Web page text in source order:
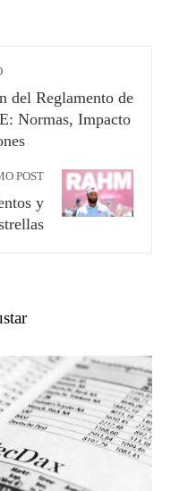
del Reglamento de
Normas, Impacto
POST
y